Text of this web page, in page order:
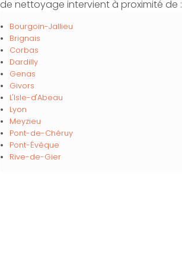
de nettoyage intervient à proximité de :
Bourgoin-Jallieu
Brignais
Corbas
Dardilly
Genas
Givors
L'Isle-d'Abeau
Lyon
Meyzieu
Pont-de-Chéruy
Pont-Évêque
Rive-de-Gier